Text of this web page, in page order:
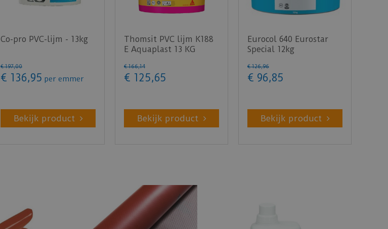
Co-pro PVC-lijm - 13kg
€ 197,00
€ 136,95 per emmer
Bekijk product
Thomsit PVC lijm K188
E Aquaplast 13 KG
€ 166,14
€ 125,65
Bekijk product
Eurocol 640 Eurostar
Special 12kg
€ 126,96
€ 96,85
Bekijk product